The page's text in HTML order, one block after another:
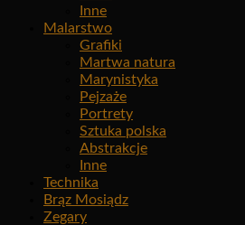
Inne
Malarstwo
Grafiki
Martwa natura
Marynistyka
Pejzaże
Portrety
Sztuka polska
Abstrakcje
Inne
Technika
Brąz Mosiądz
Zegary